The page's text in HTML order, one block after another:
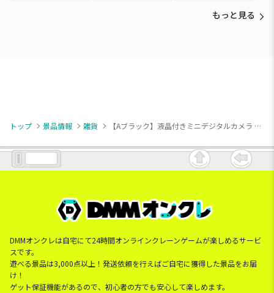
もっと見る
トップ 景品情報 雑貨 【Aブラック】液晶付きミニデジタルカメラ Snap2
DMMオンクレは自宅にて24時間オンラインクレーンゲームが楽しめるサービ
スです。
遊べる景品は3,000点以上！発送依頼を行えばご自宅に獲得した景品をお届
け！
ゲット保証機能があるので、初心者の方でも安心して楽しめます。